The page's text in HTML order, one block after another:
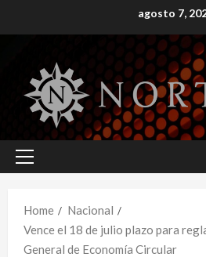
to
agosto 7,
Primary
Home
Nacional
Vence el 18 de julio plazo para
General de Economía Circular